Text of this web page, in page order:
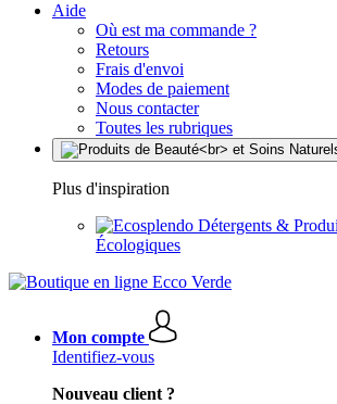
Aide
Où est ma commande ?
Retours
Frais d'envoi
Modes de paiement
Nous contacter
Toutes les rubriques
Plus d'inspiration
Détergents &
Écologiques
Mon compte
Identifiez-vous
Nouveau client ?